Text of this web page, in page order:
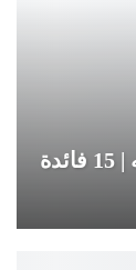
فوائد زيت لبان الذكر للبشرة والوجه | 15 فائدة